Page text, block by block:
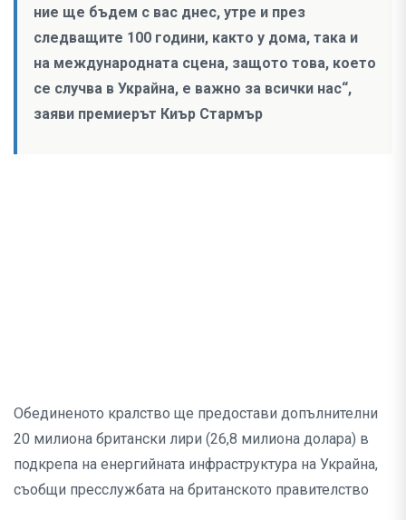
ние ще бъдем с вас днес, утре и през
следващите 100 години, както у дома, така и
на международната сцена, защото това, което
се случва в Украйна, е важно за всички нас“,
заяви премиерът Киър Стармър
Обединеното кралство ще предостави допълнителни
20 милиона британски лири (26,8 милиона долара) в
подкрепа на енергийната инфраструктура на Украйна,
съобщи пресслужбата на британското правителство